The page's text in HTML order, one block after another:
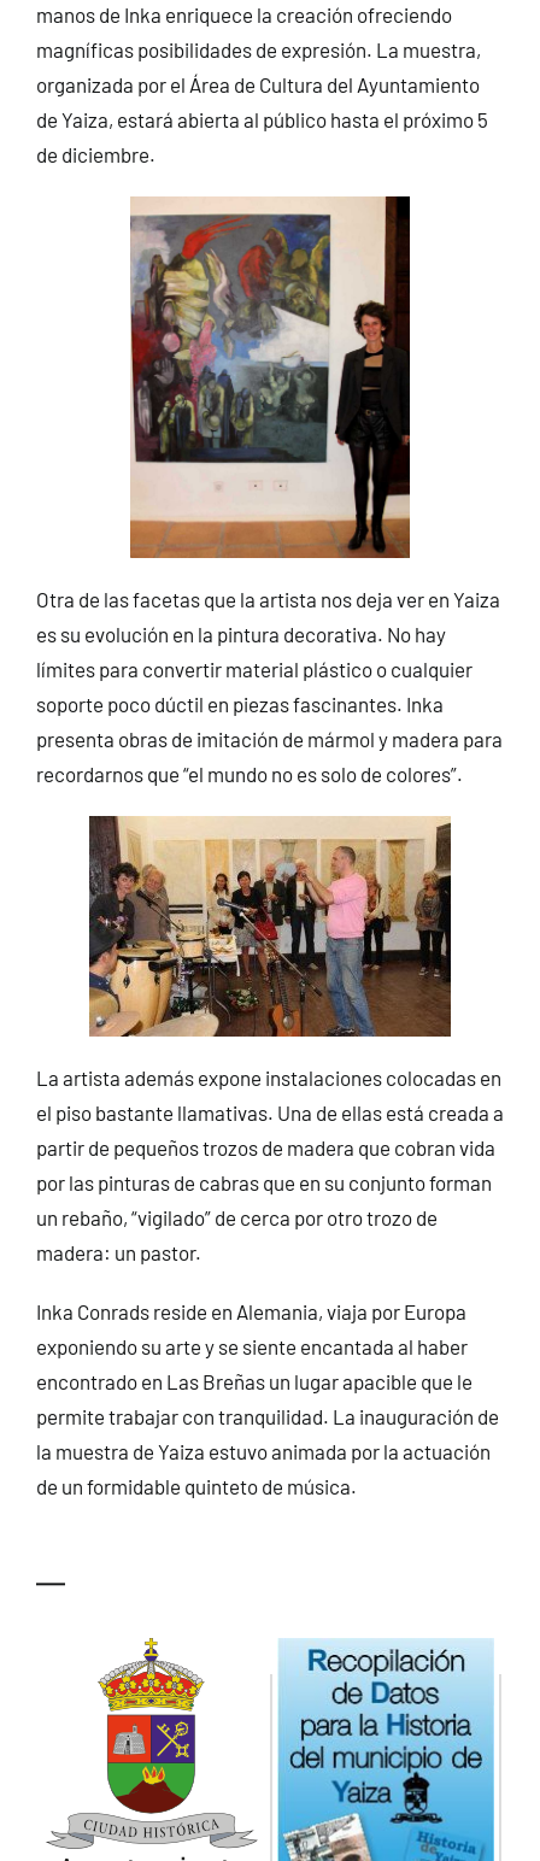
manos de Inka enriquece la creación ofreciendo
magníficas posibilidades de expresión. La muestra,
organizada por el Área de Cultura del Ayuntamiento
de Yaiza, estará abierta al público hasta el próximo 5
de diciembre.
Otra de las facetas que la artista nos deja ver en Yaiza
es su evolución en la pintura decorativa. No hay
límites para convertir material plástico o cualquier
soporte poco dúctil en piezas fascinantes. Inka
presenta obras de imitación de mármol y madera para
recordarnos que “el mundo no es solo de colores”.
La artista además expone instalaciones colocadas en
el piso bastante llamativas. Una de ellas está creada a
partir de pequeños trozos de madera que cobran vida
por las pinturas de cabras que en su conjunto forman
un rebaño, “vigilado” de cerca por otro trozo de
madera: un pastor.
Inka Conrads reside en Alemania, viaja por Europa
exponiendo su arte y se siente encantada al haber
encontrado en Las Breñas un lugar apacible que le
permite trabajar con tranquilidad. La inauguración de
la muestra de Yaiza estuvo animada por la actuación
de un formidable quinteto de música.
—